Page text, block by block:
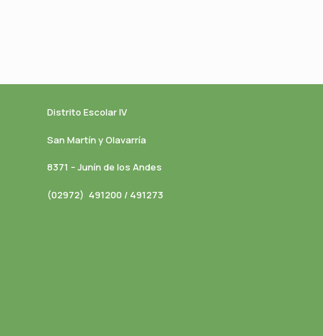
Distrito Escolar IV
San Martín y Olavarría
8371 – Junín de los Andes
(02972) 491200 / 491273